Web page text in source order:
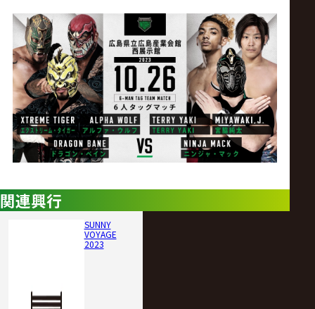
関連興行
SUNNY
VOYAGE
2023